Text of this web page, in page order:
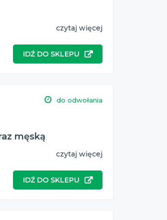
czytaj więcej
IDŹ DO SKLEPU
do odwołania
męską
czytaj więcej
IDŹ DO SKLEPU